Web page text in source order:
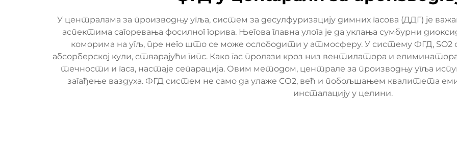
У централама за производњу угља, систем за десулфуризацију димних гасова (ДДГ) је
аспектима сагоревања фосилног горива. Његова главна улога је да уклања сумбурни
коморима на угљ, пре него што се може ослободити у атмосферу. У систему ФГД, SO2
абсорберској кули, стварајући гипс. Како гас пролази кроз низ вентилатора и
течности и гаса, настаје сепарација. Овим методом, централе за производњу угља
загађење ваздуха. ФГД систем не само да улаже СО2, већ и побољшањем квалитета
инсталацију у целини.